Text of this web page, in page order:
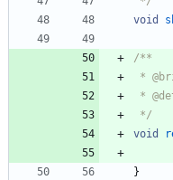
void
*/
void
}